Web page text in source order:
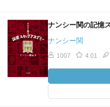
ナンシー関の記憶
ナンシー関
1007 4.01